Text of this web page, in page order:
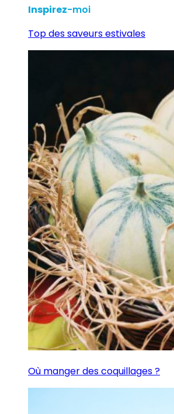
Inspirez-moi
Top des saveurs estivales
Où manger des coquillages ?